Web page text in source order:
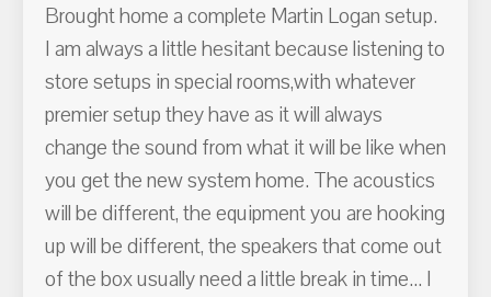
Brought home a complete Martin Logan setup.
I am always a little hesitant because listening to
store setups in special rooms,with whatever
premier setup they have as it will always
change the sound from what it will be like when
you get the new system home. The acoustics
will be different, the equipment you are hooking
up will be different, the speakers that come out
of the box usually need a little break in time... I